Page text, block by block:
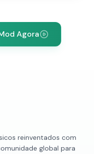
Agora
reinventados com
global para